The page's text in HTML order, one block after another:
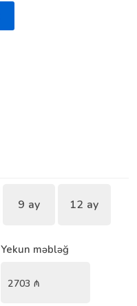
9 ay 12 ay
Yekun məbləğ
2703 ₼